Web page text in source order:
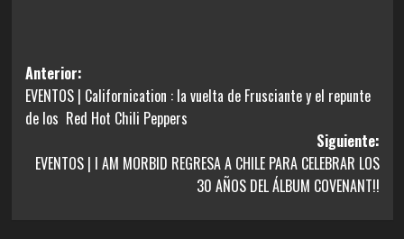
Navegación
de
entradas
Anterior:
EVENTOS | Californication : la vuelta de Frusciante y el repunte
de los Red Hot Chili Peppers
Siguiente:
EVENTOS | I AM MORBID REGRESA A CHILE PARA CELEBRAR LOS
30 AÑOS DEL ÁLBUM COVENANT!!